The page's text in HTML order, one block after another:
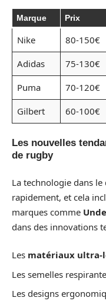
Marque Prix
Nike 80-150€
Adidas
75-130€
Puma
70-120€
Gilbert
60-100€
Les nouvelles
de rugby
La technologie dans
rapidement, et cela
marques comme
dans des innovations
Les matériaux ultra-
Les semelles
Les designs